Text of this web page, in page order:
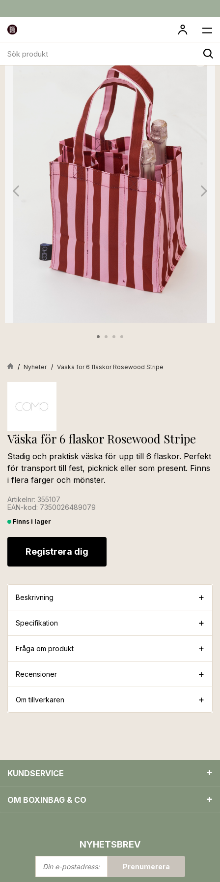
produkt
Nyheter Väska för 6 flaskor Rosewood Stripe
Väska för 6 flaskor Rosewood Stripe
Stadig och praktisk väska för upp till 6 flaskor. Perfekt
för transport till fest, picknick eller som present. Finns
i flera färger och mönster.
Artikelnr: 355107
EAN-kod: 7350026489079
Finns i lager
Registrera dig
Beskrivning
Specifikation
Fråga om produkt
Recensioner
Om tillverkaren
KUNDSERVICE
OM BOXINBAG & CO
NYHETSBREV
Din
e-
Prenumerera